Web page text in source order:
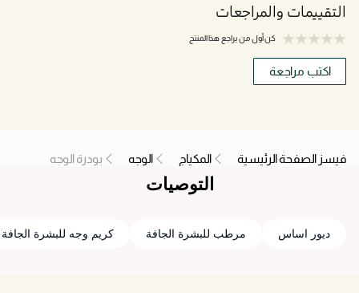
التقييمات والمراجعات
كن أول من يراجع هذا المنتج
اكتب مراجعة
فيسز الصفحة الرئيسية المكياج الوجه بودرة الوجه
التوصيات
ديور اساس مرطب للبشرة الجافة كريم وجه للبشرة الجافة